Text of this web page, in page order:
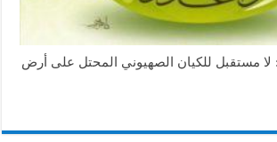
لا مستقبل للكيان الصهيوني المحتل على أرض